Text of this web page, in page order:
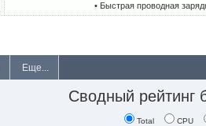
• Быстрая проводная
Еще...
Сводный рейтинг
Total CPU